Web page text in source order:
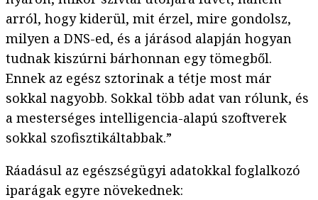
arról, hogy kiderül, mit érzel, mire gondolsz,
milyen a DNS-ed, és a járásod alapján hogyan
tudnak kiszúrni bárhonnan egy tömegből.
Ennek az egész sztorinak a tétje most már
sokkal nagyobb. Sokkal több adat van rólunk, és
a mesterséges intelligencia-alapú szoftverek
sokkal szofisztikáltabbak.”
Ráadásul az egészségügyi adatokkal foglalkozó
iparágak egyre növekednek: